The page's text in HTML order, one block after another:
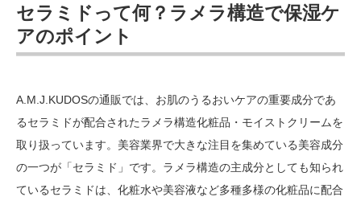
セラミドって何？ラメラ構造で保湿ケ
アのポイント
A.M.J.KUDOSの通販では、お肌のうるおいケアの重要成分であ
るセラミドが配合されたラメラ構造化粧品・モイストクリームを
取り扱っています。美容業界で大きな注目を集めている美容成分
の一つが「セラミド」です。ラメラ構造の主成分としても知られ
ているセラミドは、化粧水や美容液など多種多様の化粧品に配合